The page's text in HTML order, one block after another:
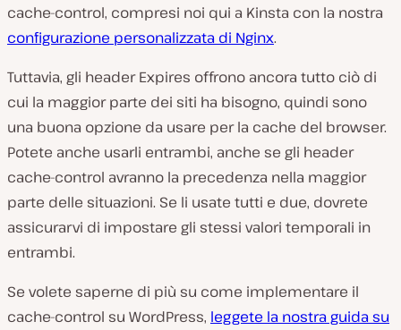
cache-control, compresi noi qui a Kinsta con la nostra
configurazione personalizzata di Nginx.
Tuttavia, gli header Expires offrono ancora tutto ciò di
cui la maggior parte dei siti ha bisogno, quindi sono
una buona opzione da usare per la cache del browser.
Potete anche usarli entrambi, anche se gli header
cache-control avranno la precedenza nella maggior
parte delle situazioni. Se li usate tutti e due, dovrete
assicurarvi di impostare gli stessi valori temporali in
entrambi.
Se volete saperne di più su come implementare il
cache-control su WordPress, leggete la nostra guida su